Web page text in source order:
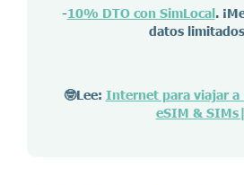
-10% DTO con SimLocal.
datos
🤓Lee: Internet para viajar a
eSIM & SIMs|